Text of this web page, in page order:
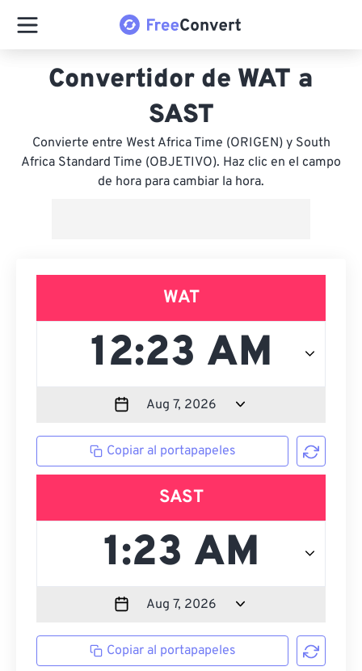
Convertidor de WAT a
SAST
Convierte entre West Africa Time (ORIGEN) y South
Africa Standard Time (OBJETIVO). Haz clic en el campo
de hora para cambiar la hora.
WAT
Copiar al portapapeles
SAST
Copiar al portapapeles